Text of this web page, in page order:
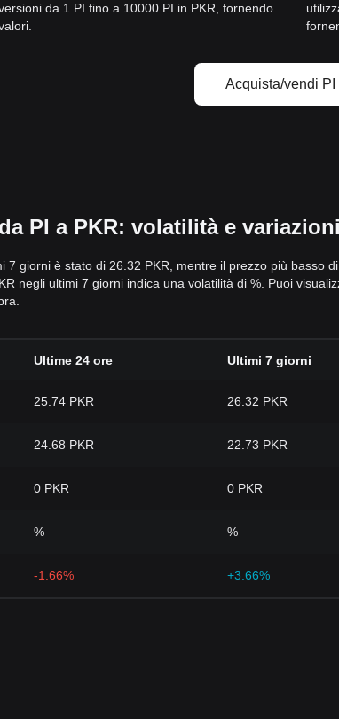
da 1 PI fino a 10000 PI in PKR, fornendo
Acquista/vendi PI
PI a PKR: volatilità e
7 giorni è stato di 26.32 PKR, mentre il prezzo più basso
negli ultimi 7 giorni indica una volatilità di %. Puoi
Ultime 24 ore Ultimi 7 giorni
25.74 PKR 26.32 PKR
24.68 PKR 22.73 PKR
0 PKR 0 PKR
% %
-1.66% +3.66%